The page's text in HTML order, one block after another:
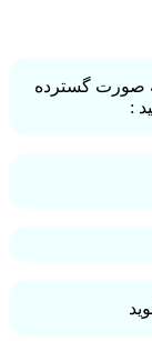
صورت گسترده
: